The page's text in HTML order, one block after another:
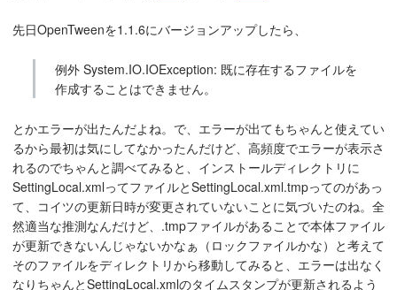
先日OpenTweenを1.1.6にバージョンアップしたら、
例外 System.IO.IOException: 既に存在するファイルを
作成することはできません。
とかエラーが出たんだよね。で、エラーが出てもちゃんと使えてい
るから最初は気にしてなかったんだけど、高頻度でエラーが表示さ
れるのでちゃんと調べてみると、インストールディレクトリに
SettingLocal.xmlってファイルとSettingLocal.xml.tmpってのがあっ
て、コイツの更新日時が変更されていないことに気づいたのね。全
然適当な推測なんだけど、.tmpファイルがあることで本体ファイル
が更新できないんじゃないかなぁ（ロックファイルかな）と考えて
そのファイルをディレクトリから移動してみると、エラーは出なく
なりちゃんとSettingLocal.xmlのタイムスタンプが更新されるよう